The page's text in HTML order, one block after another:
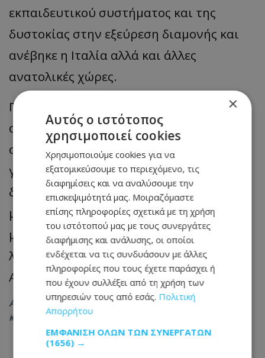
εκπαιδευτικού συστήματος και της
δυστοκίας στην εξεύρεση διαμονής και
ανέβηκε η Ιταλία αλλά και άλλες
ανατολικές χώρες.
Παράλληλα είναι γενικά παραδεχτό ότι
ανέβηκε κατακόρυφα η ζήτηση για
σπουδές στην ιατρική. Παράλληλα, σε
γενικό επίπεδο ανέβηκε το κόστος
διαβίωσης σε όλες τις χώρες ενώ
μειώθηκε κατά πολύ - ειδικότερα στις
μεγάλες πόλεις – η προσφορά διαμονής
λόγω αύξησης των καταλυμάτων τύπου
Airbnb.
Ακολουθήστε τοTothemaonline.com στο Google News
και μάθετε πρώτοι όλες τις
×
Αυτός ο ιστότοπος
χρησιμοποιεί cookies
Χρησιμοποιούμε cookies για να
εξατομικεύσουμε το περιεχόμενο, τις
διαφημίσεις και να αναλύσουμε την
επισκεψιμότητά μας. Μοιραζόμαστε
επίσης πληροφορίες σχετικά με τη χρήση
του ιστότοπού μας με τους συνεργάτες
διαφήμισης και ανάλυσης, οι οποίοι
ενδέχεται να τις συνδυάσουν με άλλες
πληροφορίες που τους έχετε παράσχει ή
που έχουν συλλέξει από τη χρήση των
υπηρεσιών τους από εσάς. Πολιτική
Απορρήτου
ΕΜΦΆΝΙΣΗ ΌΛΩΝ ΤΩΝ ΣΥΝΕΡΓΑΤΏΝ
(1656) →